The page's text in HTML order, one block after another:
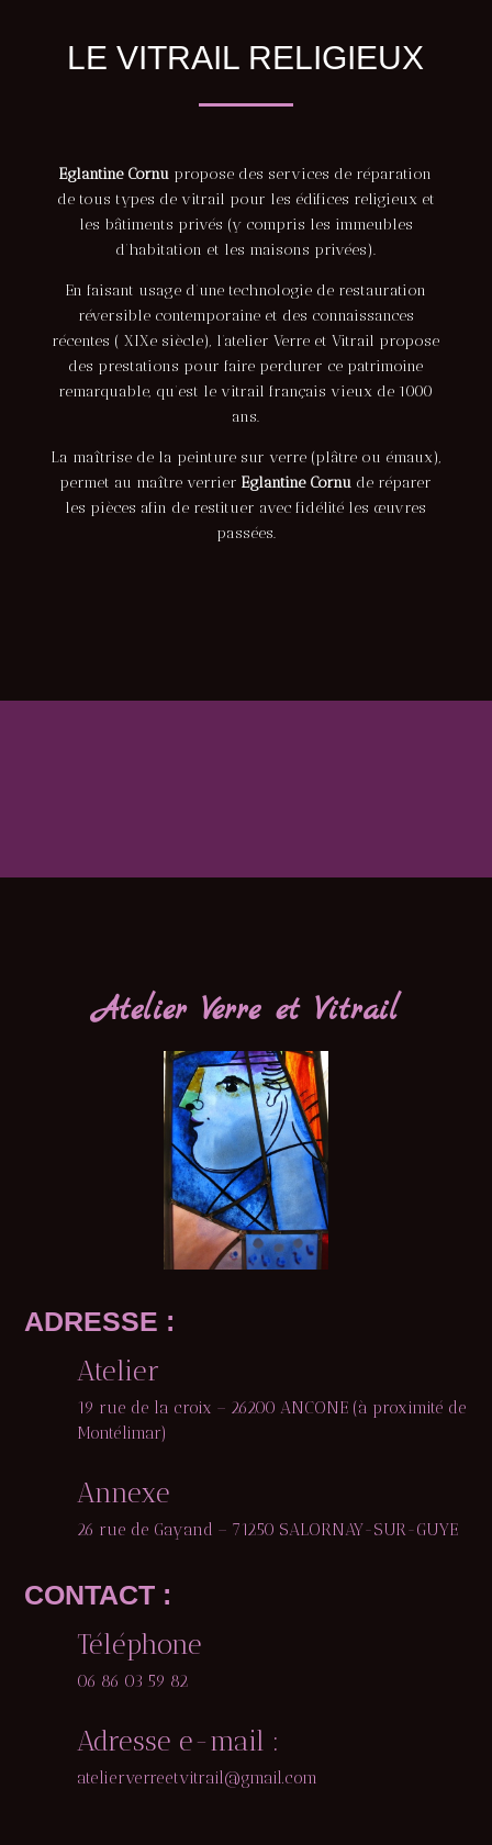
LE VITRAIL RELIGIEUX
Eglantine Cornu propose des services de réparation
de tous types de vitrail pour les édifices religieux et
les bâtiments privés (y compris les immeubles
d’habitation et les maisons privées).
En faisant usage d’une technologie de restauration
réversible contemporaine et des connaissances
récentes ( XIXe siècle), l’atelier Verre et Vitrail propose
des prestations pour faire perdurer ce patrimoine
remarquable, qu’est le vitrail français vieux de 1000
ans.
La maîtrise de la peinture sur verre (plâtre ou émaux),
permet au maître verrierEglantine Cornu de réparer
les pièces afin de restituer avec fidélité les œuvres
passées.
Atelier Verre et Vitrail
ADRESSE :
Atelier
19 rue de la croix – 26200 ANCONE (à proximité de
Montélimar)
Annexe
26 rue de Gayand – 71250 SALORNAY-SUR-GUYE
CONTACT :
Téléphone
06 86 03 59 82
Adresse e-mail :
atelierverreetvitrail@gmail.com
Mentions Légales
Politique de Confidentialité